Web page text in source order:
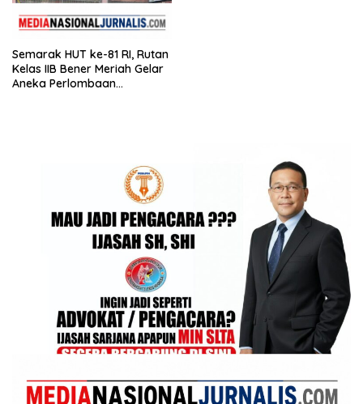
Semarak HUT ke-81 RI, Rutan
Kelas IIB Bener Meriah Gelar
Aneka Perlombaan